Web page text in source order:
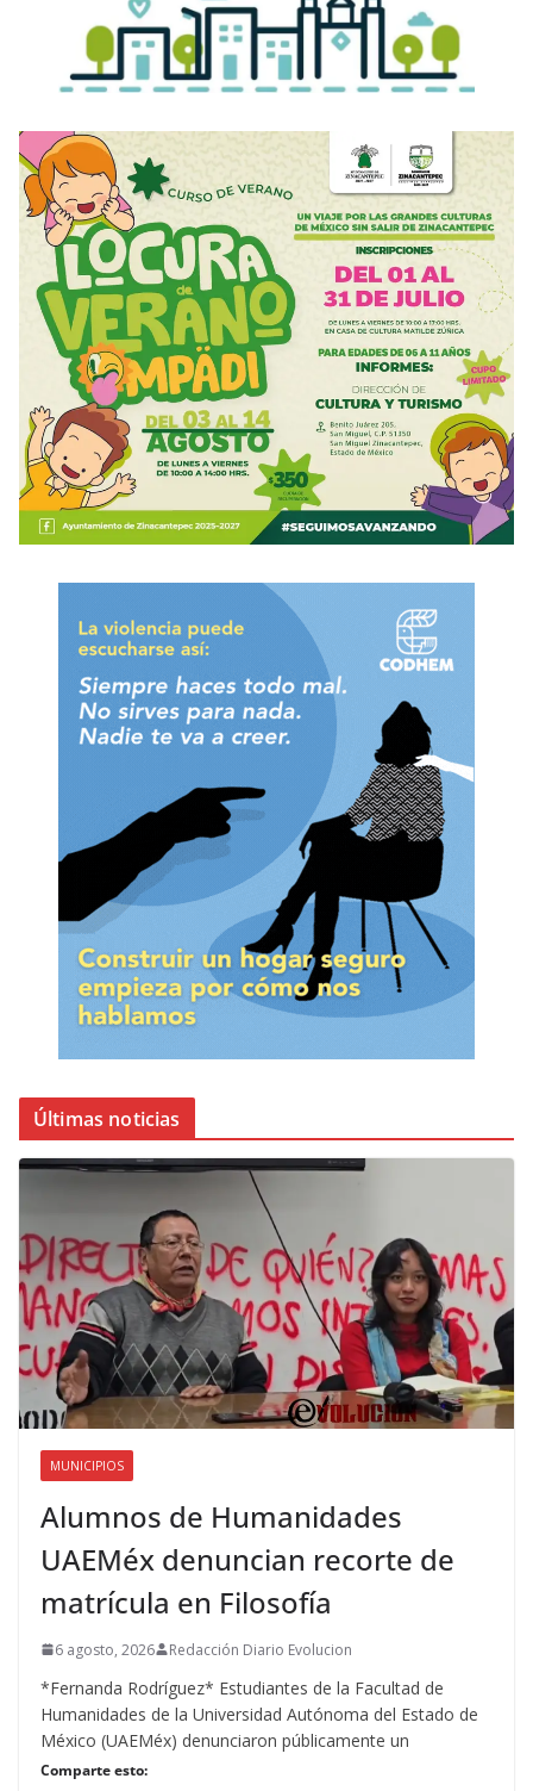
Últimas noticias
MUNICIPIOS
Alumnos de Humanidades
UAEMéx denuncian recorte de
matrícula en Filosofía
6 agosto, 2026 Redacción Diario Evolucion
*Fernanda Rodríguez* Estudiantes de la Facultad de
Humanidades de la Universidad Autónoma del Estado de
México (UAEMéx) denunciaron públicamente un
Comparte esto: